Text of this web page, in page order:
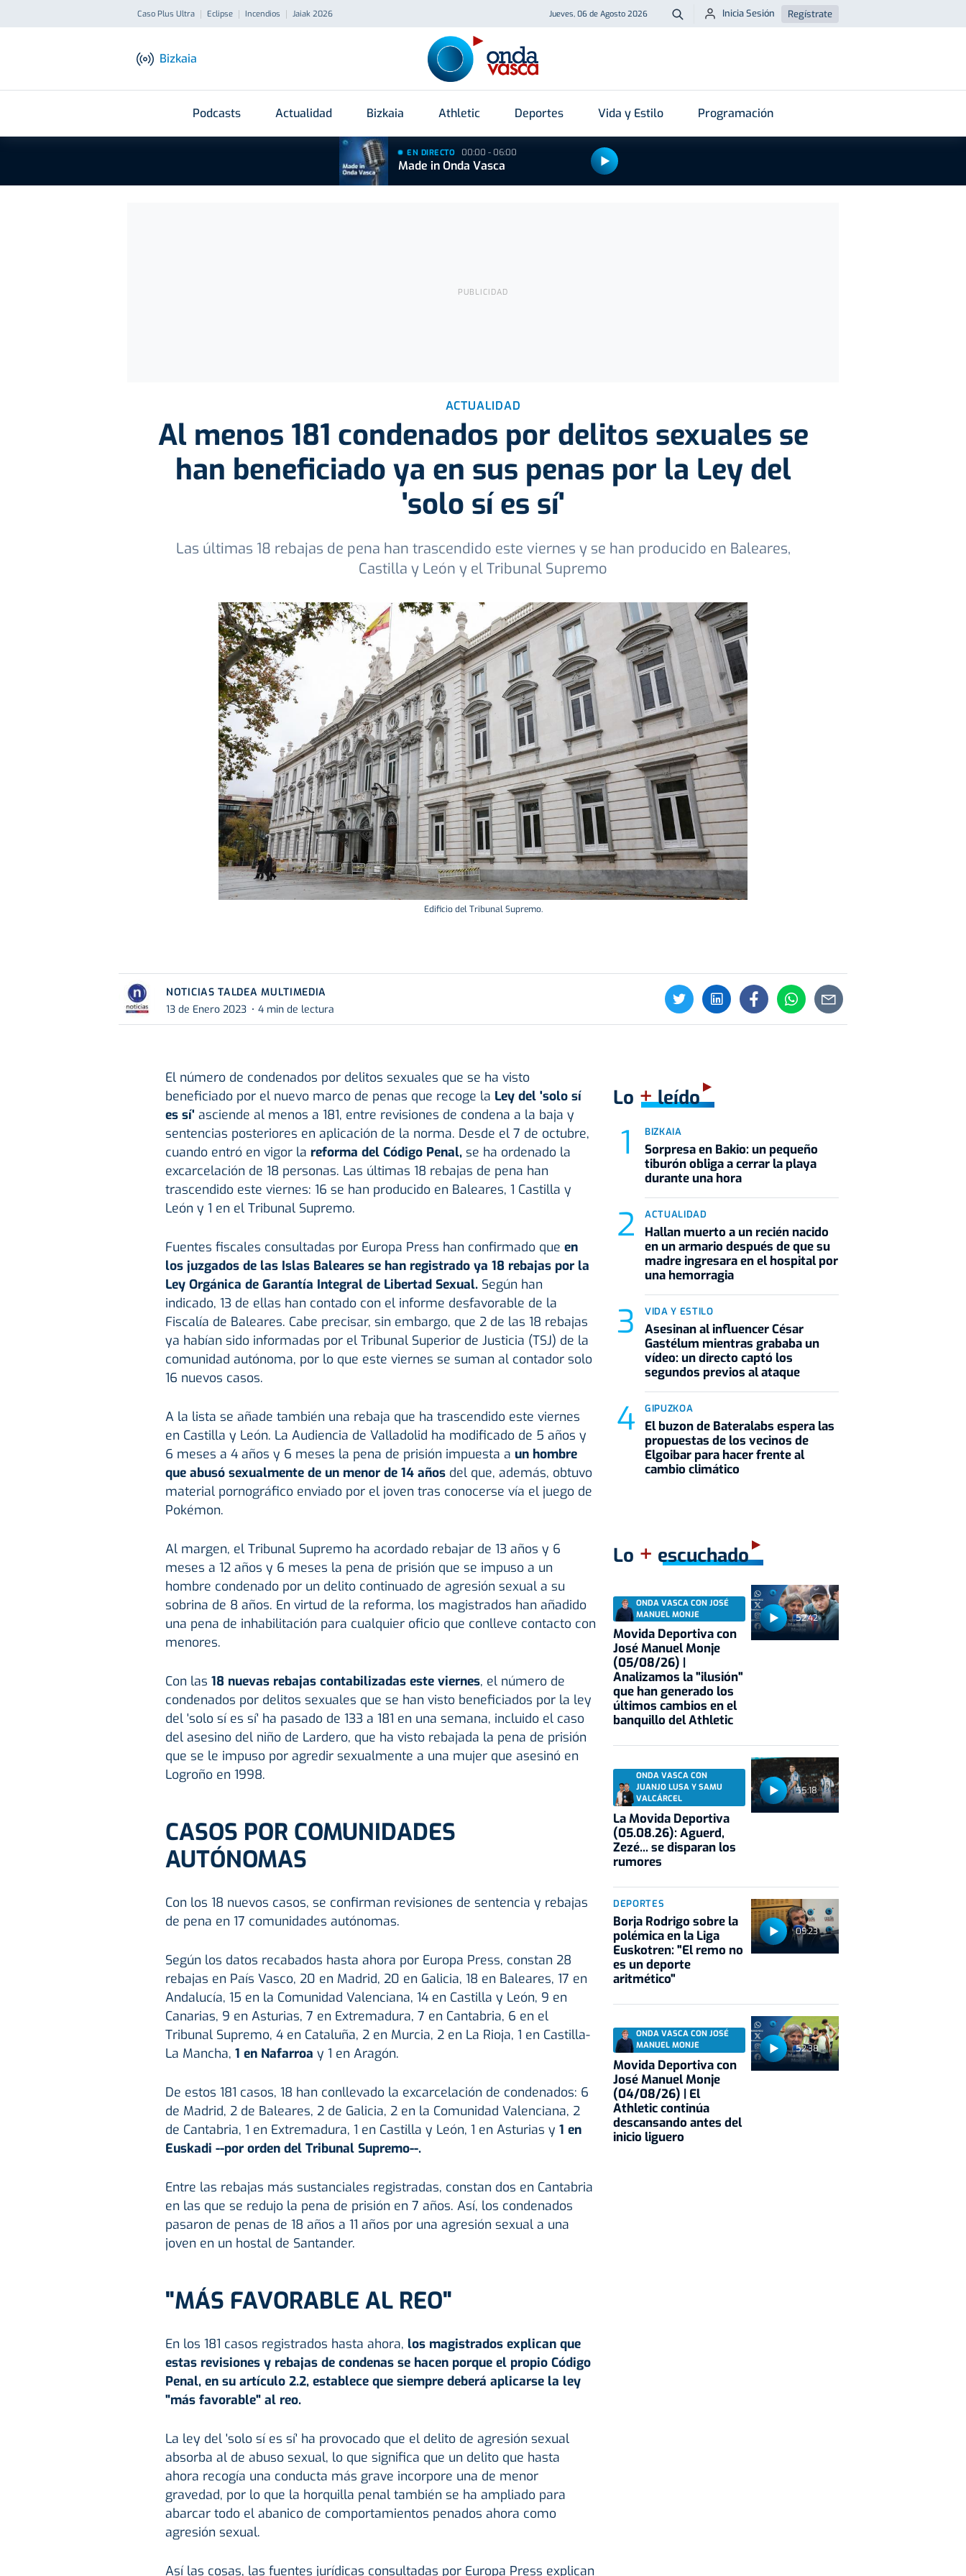
Caso Plus Ultra Eclipse Incendios Jaiak 2026 Jueves, 06 de Agosto 2026 Buscar
Inicia Sesión Regístrate
Bizkaia
Podcasts Actualidad Bizkaia Athletic Deportes Vida y Estilo Programación
EN DIRECTO 00:00 - 06:00
Made in Onda Vasca
ACTUALIDAD
Al menos 181 condenados por delitos sexuales se
han beneficiado ya en sus penas por la Ley del
'solo sí es sí'
Las últimas 18 rebajas de pena han trascendido este viernes y se han producido en Baleares,
Castilla y León y el Tribunal Supremo
Edificio del Tribunal Supremo.
NOTICIAS TALDEA MULTIMEDIA
13 de Enero 2023
4 min de lectura
El número de condenados por delitos sexuales que se ha visto
beneficiado por el nuevo marco de penas que recoge la Ley del 'solo sí
es sí' asciende al menos a 181, entre revisiones de condena a la baja y
sentencias posteriores en aplicación de la norma. Desde el 7 de octubre,
cuando entró en vigor la reforma del Código Penal, se ha ordenado la
excarcelación de 18 personas. Las últimas 18 rebajas de pena han
trascendido este viernes: 16 se han producido en Baleares, 1 Castilla y
León y 1 en el Tribunal Supremo.
Fuentes fiscales consultadas por Europa Press han confirmado que en
los juzgados de las Islas Baleares se han registrado ya 18 rebajas por la
Ley Orgánica de Garantía Integral de Libertad Sexual.Según han
indicado, 13 de ellas han contado con el informe desfavorable de la
Fiscalía de Baleares. Cabe precisar, sin embargo, que 2 de las 18 rebajas
ya habían sido informadas por el Tribunal Superior de Justicia (TSJ) de la
comunidad autónoma, por lo que este viernes se suman al contador solo
16 nuevos casos.
A la lista se añade también una rebaja que ha trascendido este viernes
en Castilla y León. La Audiencia de Valladolid ha modificado de 5 años y
6 meses a 4 años y 6 meses la pena de prisión impuesta a un hombre
que abusó sexualmente de un menor de 14 añosdel que, además, obtuvo
material pornográfico enviado por el joven tras conocerse vía el juego de
Pokémon.
Al margen, el Tribunal Supremo ha acordado rebajar de 13 años y 6
meses a 12 años y 6 meses la pena de prisión que se impuso a un
hombre condenado por un delito continuado de agresión sexual a su
sobrina de 8 años. En virtud de la reforma, los magistrados han añadido
una pena de inhabilitación para cualquier oficio que conlleve contacto con
menores.
Con las 18 nuevas rebajas contabilizadas este viernes, el número de
condenados por delitos sexuales que se han visto beneficiados por la ley
del 'solo sí es sí' ha pasado de 133 a 181 en una semana, incluido el caso
del asesino del niño de Lardero, que ha visto rebajada la pena de prisión
que se le impuso por agredir sexualmente a una mujer que asesinó en
Logroño en 1998.
CASOS POR COMUNIDADES
AUTÓNOMAS
Con los 18 nuevos casos, se confirman revisiones de sentencia y rebajas
de pena en 17 comunidades autónomas.
Según los datos recabados hasta ahora por Europa Press, constan 28
rebajas en País Vasco, 20 en Madrid, 20 en Galicia, 18 en Baleares, 17 en
Andalucía, 15 en la Comunidad Valenciana, 14 en Castilla y León, 9 en
Canarias, 9 en Asturias, 7 en Extremadura, 7 en Cantabria, 6 en el
Tribunal Supremo, 4 en Cataluña, 2 en Murcia, 2 en La Rioja, 1 en Castilla-
La Mancha, 1 en Nafarroa y 1 en Aragón.
De estos 181 casos, 18 han conllevado la excarcelación de condenados: 6
de Madrid, 2 de Baleares, 2 de Galicia, 2 en la Comunidad Valenciana, 2
de Cantabria, 1 en Extremadura, 1 en Castilla y León, 1 en Asturias y 1 en
Euskadi --por orden del Tribunal Supremo--.
Entre las rebajas más sustanciales registradas, constan dos en Cantabria
en las que se redujo la pena de prisión en 7 años. Así, los condenados
pasaron de penas de 18 años a 11 años por una agresión sexual a una
joven en un hostal de Santander.
"MÁS FAVORABLE AL REO"
En los 181 casos registrados hasta ahora, los magistrados explican que
estas revisiones y rebajas de condenas se hacen porque el propio Código
Penal, en su artículo 2.2, establece que siempre deberá aplicarse la ley
"más favorable" al reo.
La ley del 'solo sí es sí' ha provocado que el delito de agresión sexual
absorba al de abuso sexual, lo que significa que un delito que hasta
ahora recogía una conducta más grave incorpore una de menor
gravedad, por lo que la horquilla penal también se ha ampliado para
abarcar todo el abanico de comportamientos penados ahora como
agresión sexual.
Así las cosas, las fuentes jurídicas consultadas por Europa Press explican
Lo +leído
BIZKAIA
Sorpresa en Bakio: un pequeño
tiburón obliga a cerrar la playa
durante una hora
ACTUALIDAD
Hallan muerto a un recién nacido
en un armario después de que su
madre ingresara en el hospital por
una hemorragia
VIDA Y ESTILO
Asesinan al influencer César
Gastélum mientras grababa un
vídeo: un directo captó los
segundos previos al ataque
GIPUZKOA
El buzon de Bateralabs espera las
propuestas de los vecinos de
Elgoibar para hacer frente al
cambio climático
Lo + escuchado
52:42
ONDA VASCA CON JOSÉ
MANUEL MONJE
Movida Deportiva con
José Manuel Monje
(05/08/26) |
Analizamos la "ilusión"
que han generado los
últimos cambios en el
banquillo del Athletic
55:18
ONDA VASCA CON
JUANJO LUSA Y SAMU
VALCÁRCEL
La Movida Deportiva
(05.08.26): Aguerd,
Zezé... se disparan los
rumores
09:23
DEPORTES
Borja Rodrigo sobre la
polémica en la Liga
Euskotren: "El remo no
es un deporte
aritmético"
52:38
ONDA VASCA CON JOSÉ
MANUEL MONJE
Movida Deportiva con
José Manuel Monje
(04/08/26) | El
Athletic continúa
descansando antes del
inicio liguero